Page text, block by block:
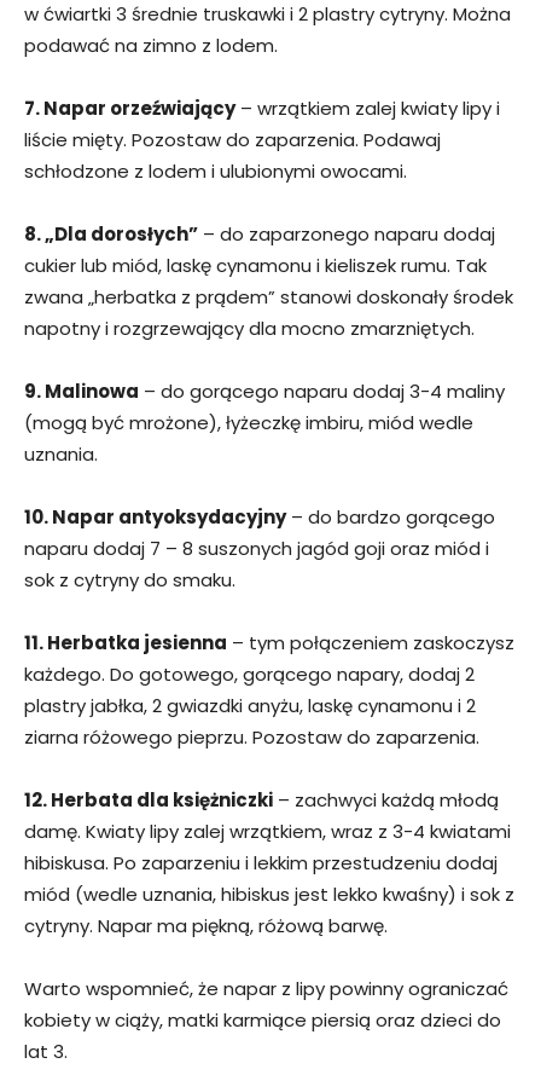
w ćwiartki 3 średnie truskawki i 2 plastry cytryny. Można
podawać na zimno z lodem.
7. Napar orzeźwiający– wrzątkiem zalej kwiaty lipy i
liście mięty. Pozostaw do zaparzenia. Podawaj
schłodzone z lodem i ulubionymi owocami.
8. „Dla dorosłych” – do zaparzonego naparu dodaj
cukier lub miód, laskę cynamonu i kieliszek rumu. Tak
zwana „herbatka z prądem” stanowi doskonały środek
napotny i rozgrzewający dla mocno zmarzniętych.
9. Malinowa – do gorącego naparu dodaj 3-4 maliny
(mogą być mrożone), łyżeczkę imbiru, miód wedle
uznania.
10. Napar antyoksydacyjny– do bardzo gorącego
naparu dodaj 7 – 8 suszonych jagód goji oraz miód i
sok z cytryny do smaku.
11. Herbatka jesienna – tym połączeniem zaskoczysz
każdego. Do gotowego, gorącego napary, dodaj 2
plastry jabłka, 2 gwiazdki anyżu, laskę cynamonu i 2
ziarna różowego pieprzu. Pozostaw do zaparzenia.
12. Herbata dla księżniczki – zachwyci każdą młodą
damę. Kwiaty lipy zalej wrzątkiem, wraz z 3-4 kwiatami
hibiskusa. Po zaparzeniu i lekkim przestudzeniu dodaj
miód (wedle uznania, hibiskus jest lekko kwaśny) i sok z
cytryny. Napar ma piękną, różową barwę.
Warto wspomnieć, że napar z lipy powinny ograniczać
kobiety w ciąży, matki karmiące piersią oraz dzieci do
lat 3.